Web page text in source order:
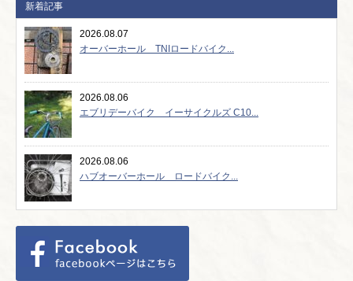
新着記事
2026.08.07
オーバーホール TNIロードバイク...
2026.08.06
エブリデーバイク イーサイクルズ C10...
2026.08.06
ハブオーバーホール ロードバイク...